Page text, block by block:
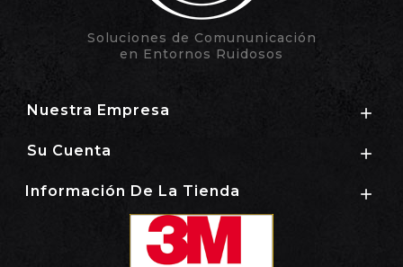
Soluciones de Comununicación
en Entornos Ruidosos
Nuestra Empresa 
Su Cuenta 
Información De La Tienda 